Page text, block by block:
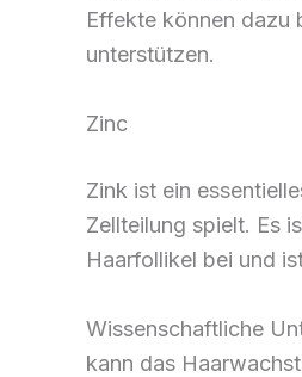
Effekte können dazu
unterstützen.
Zinc
Zink ist ein
Zellteilung spielt. Es
Haarfollikel bei und
Wissenschaftliche
kann das